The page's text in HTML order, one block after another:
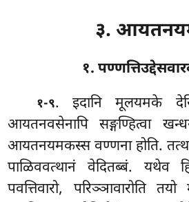
३.
१.
१-९. इदानि मूलयमके
आयतनवसेनापि सङ्गण्हित्वा
आयतनयमकस्स वण्णना होति.
पाळिववत्थानं वेदितब्बं. यथेव
पवत्तिवारो, परिञ्ञावारोति